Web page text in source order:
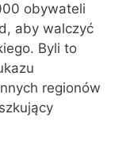
obywateli
aby walczyć
Byli to
regionów